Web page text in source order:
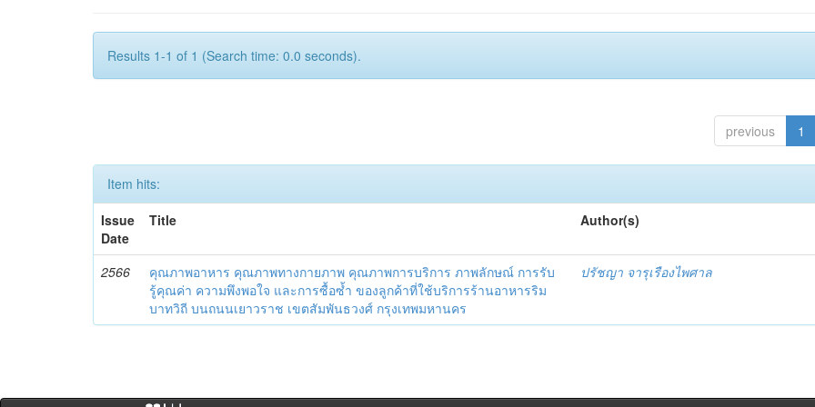
Results 1-1 of 1 (Search time: 0.0 seconds).
previous 1
Item hits:
Issue
Date
Title Author(s)
2566
คุณภาพอาหาร คุณภาพทางกายภาพ คุณภาพการบริการ ภาพลักษณ์ การรับ
รู้คุณค่า ความพึงพอใจ และการซื้อซ้ำ ของลูกค้าที่ใช้บริการร้านอาหารริม
บาทวิถี บนถนนเยาวราช เขตสัมพันธวงศ์ กรุงเทพมหานคร
ปรัชญา จารุเรืองไพศาล